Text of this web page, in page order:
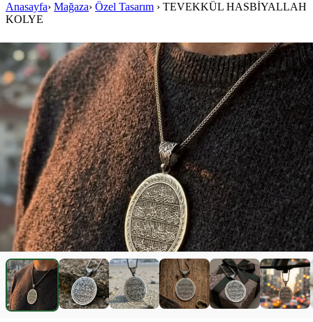
Anasayfa› Mağaza› Özel Tasarım › TEVEKKÜL HASBİYALLAH
KOLYE